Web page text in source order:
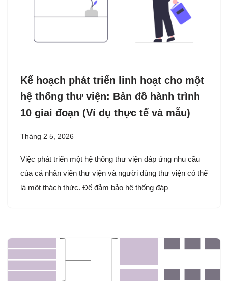
Kế hoạch phát triển linh hoạt cho một
hệ thống thư viện: Bản đồ hành trình
10 giai đoạn (Ví dụ thực tế và mẫu)
Tháng 2 5, 2026
Việc phát triển một hệ thống thư viện đáp ứng nhu cầu
của cả nhân viên thư viện và người dùng thư viện có thể
là một thách thức. Để đảm bảo hệ thống đáp